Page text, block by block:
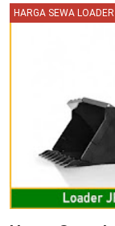
HARGA SEWA LOADER